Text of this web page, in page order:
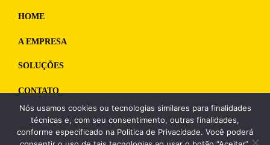
HOME
A EMPRESA
SOLUÇÕES
CONTATO
WhatsApp
12 98125-1835
Nós usamos cookies ou tecnologias similares para finalidades
técnicas e, com seu consentimento, outras finalidades,
conforme especificado na Politica de Privacidade. Você poderá